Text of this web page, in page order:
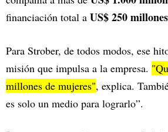
financiación total a US$ 250 millones
Para Strober, de todos modos, ese
misión que impulsa a la empresa.
millones de mujeres", explica.
es solo un medio para lograrlo”.